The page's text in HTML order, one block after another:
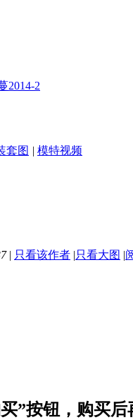
2014-2
套图 | 模特视频
| 只看该作者 |只看大图 |
”按钮，购买